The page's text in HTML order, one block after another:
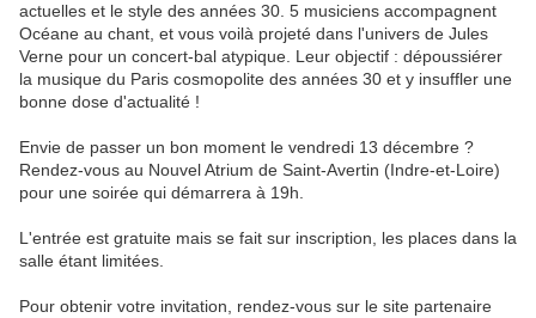
actuelles et le style des années 30. 5 musiciens accompagnent
Océane au chant, et vous voilà projeté dans l'univers de Jules
Verne pour un concert-bal atypique. Leur objectif : dépoussiérer
la musique du Paris cosmopolite des années 30 et y insuffler une
bonne dose d'actualité !
Envie de passer un bon moment le vendredi 13 décembre ?
Rendez-vous au Nouvel Atrium de Saint-Avertin (Indre-et-Loire)
pour une soirée qui démarrera à 19h.
L'entrée est gratuite mais se fait sur inscription, les places dans la
salle étant limitées.
Pour obtenir votre invitation, rendez-vous sur le site partenaire